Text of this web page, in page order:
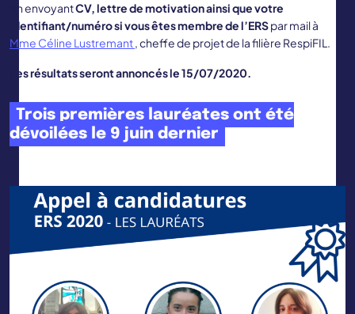
en envoyantCV, lettre de motivation ainsi que votre
identifiant/numéro si vous êtes membre de l’ERSpar mail à
Mme Céline Lustremant, cheffe de projet de la filière RespiFIL.
Les résultats seront annoncés le 15/07/2020.
Trois premières lauréates ont été
dévoilées le 9 juin dernier